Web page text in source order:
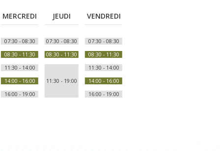
MERCREDI JEUDI VENDREDI
07:30 - 08:30 07:30 - 08:30
07:30 - 08:30
08:30 - 11:30 08:30 - 11:30
08:30 - 11:30
11:30 - 14:00
11:30 - 19:00
11:30 - 14:00
14:00 - 16:00
14:00 - 16:00
16:00 - 19:00 16:00 - 19:00